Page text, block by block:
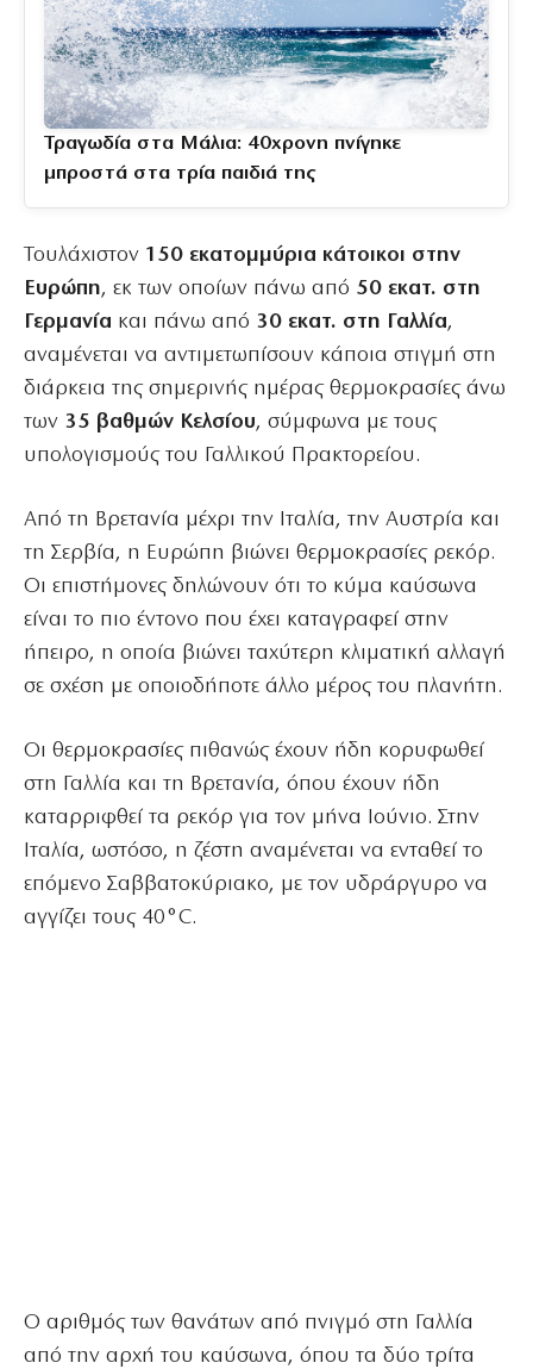
Τραγωδία στα Μάλια: 40χρονη πνίγηκε
μπροστά στα τρία παιδιά της
Τουλάχιστον 150 εκατομμύρια κάτοικοι στην
Ευρώπη, εκ των οποίων πάνω από 50 εκατ. στη
Γερμανία και πάνω από 30 εκατ. στη Γαλλία,
αναμένεται να αντιμετωπίσουν κάποια στιγμή στη
διάρκεια της σημερινής ημέρας θερμοκρασίες άνω
των 35 βαθμών Κελσίου, σύμφωνα με τους
υπολογισμούς του Γαλλικού Πρακτορείου.
Από τη Βρετανία μέχρι την Ιταλία, την Αυστρία και
τη Σερβία, η Ευρώπη βιώνει θερμοκρασίες ρεκόρ.
Οι επιστήμονες δηλώνουν ότι το κύμα καύσωνα
είναι το πιο έντονο που έχει καταγραφεί στην
ήπειρο, η οποία βιώνει ταχύτερη κλιματική αλλαγή
σε σχέση με οποιοδήποτε άλλο μέρος του πλανήτη.
Οι θερμοκρασίες πιθανώς έχουν ήδη κορυφωθεί
στη Γαλλία και τη Βρετανία, όπου έχουν ήδη
καταρριφθεί τα ρεκόρ για τον μήνα Ιούνιο. Στην
Ιταλία, ωστόσο, η ζέστη αναμένεται να ενταθεί το
επόμενο Σαββατοκύριακο, με τον υδράργυρο να
αγγίζει τους 40°C.
Ο αριθμός των θανάτων από πνιγμό στη Γαλλία
από την αρχή του καύσωνα, όπου τα δύο τρίτα